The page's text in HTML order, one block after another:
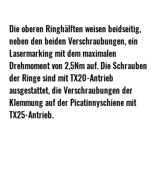
Die oberen Ringhälften weisen beidseitig,
neben den beiden Verschraubungen, ein
Lasermarking mit dem maximalen
Drehmoment von 2,5Nm auf. Die Schrauben
der Ringe sind mit TX20-Antrieb
ausgestattet, die Verschraubungen der
Klemmung auf der Picatinnyschiene mit
TX25-Antrieb.